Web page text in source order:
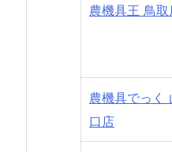
農機具王 鳥取
農機具でっく
口店